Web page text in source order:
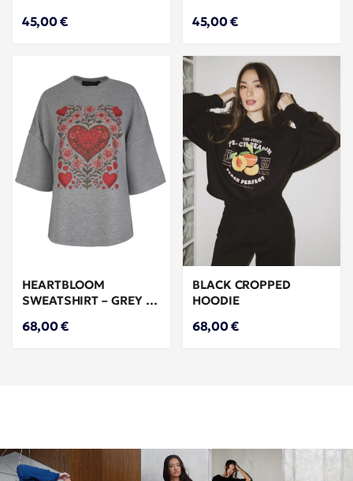
45,00 € 45,00 €
HEARTBLOOM
SWEATSHIRT – GREY /
με καρδιά print
68,00 €
BLACK CROPPED
HOODIE
68,00 €